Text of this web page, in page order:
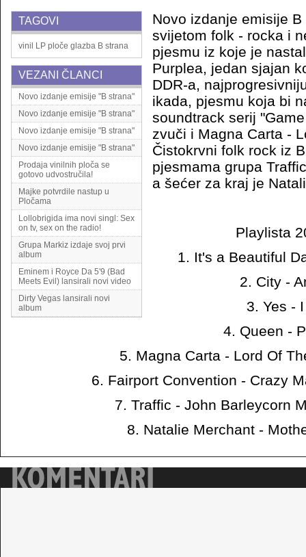
TAGOVI
vinil LP ploče glazba B strana
VEZANI ČLANCI
Novo izdanje emisije "B strana"
Novo izdanje emisije "B strana"
Novo izdanje emisije "B strana"
Novo izdanje emisije "B strana"
Prodaja vinilnih ploča se
gotovo udvostručila!
Majke potvrdile nastup u
Pločama
Lollobrigida ima novi singl: Sex
on tv, sex on the radio!
Grupa Markiz izdaje svoj prvi
album
Eminem i Royce Da 5'9 (Bad
Meets Evil) lansirali novi video
Dirty Vegas lansirali novi
album
Novo izdanje emisije
svijetom folk - rocka i
pjesmu iz koje je
Purplea, jedan sjajan
DDR-a,
ikada, pjesmu koja bi
soundtrack serij
zvuči i Magna Carta -
Čistokrvni folk rock iz
pjesmama grupa
a šećer za kraj je
Playlista
1. It's a Beautiful
2. City -
3. Yes -
4. Queen -
5. Magna Carta - Lord Of
6. Fairport Convention - Crazy
7. Traffic - John Barleycorn
8. Natalie Merchant -